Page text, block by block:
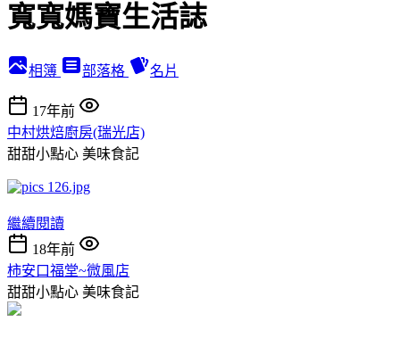
寬寬媽寶生活誌
相簿 部落格 名片
17年前
中村烘焙廚房(瑞光店)
甜甜小點心 美味食記
繼續閱讀
18年前
柿安口福堂~微風店
甜甜小點心 美味食記